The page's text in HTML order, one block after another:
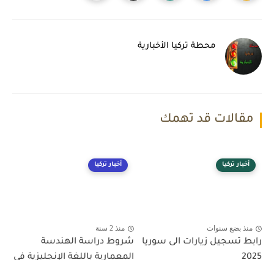
محطة تركيا الأخبارية
مقالات قد تهمك
أخبار تركيا
منذ بضع سنوات
رابط تسجيل زيارات الى سوريا
2025
أخبار تركيا
منذ 2 سنة
شروط دراسة الهندسة
المعمارية باللغة الإنجليزية في